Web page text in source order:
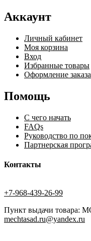
Аккаунт
Личный кабинет
Моя корзина
Вход
Избранные товары
Оформление заказа
Помощь
С чего начать
FAQs
Руководство по
Партнерская
Контакты
+7-968-439-26-99
Пункт выдачи товара:
mechtasad.ru@yandex.ru